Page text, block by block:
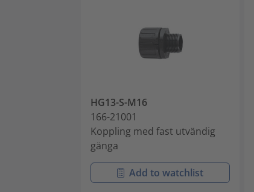
HG13-S-M16
166-21001
Koppling med fast utvändig
gänga
Add to watchlist